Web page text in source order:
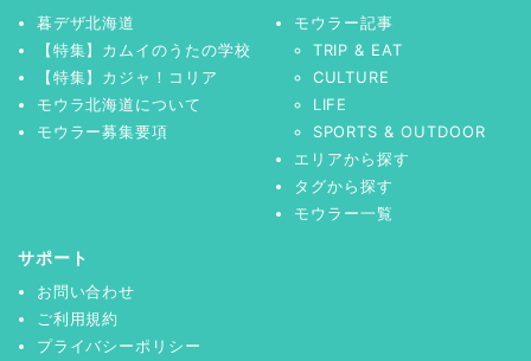
暮デザ北海道
【特集】カムイのうたの学校
【特集】カジャ！コリア
モウラ北海道について
モウラー募集要項
モウラー記事
TRIP & EAT
CULTURE
LIFE
SPORTS & OUTDOOR
エリアから探す
タグから探す
モウラー一覧
サポート
お問い合わせ
ご利用規約
プライバシーポリシー